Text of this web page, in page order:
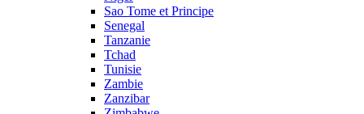
Sao Tome et Principe
Senegal
Tanzanie
Tchad
Tunisie
Zambie
Zanzibar